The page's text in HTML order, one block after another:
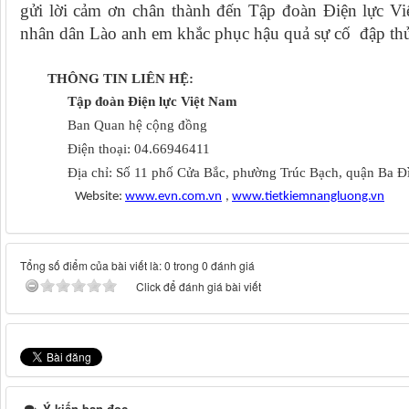
gửi lời cảm ơn chân thành đến Tập đoàn Điện lực
nhân dân Lào anh em khắc phục hậu quả sự cố đập
THÔNG TIN LIÊN HỆ:
Tập đoàn Điện lực Việt Nam
Ban Quan hệ cộng đồng
Điện thoại: 04.66946411
Địa chỉ: Số 11 phố Cửa Bắc, phường Trúc Bạch, quận Ba
Website: www.evn.com.vn , www.tietkiemnangluong.vn
Tổng số điểm của bài viết là: 0 trong 0 đánh giá
Click để đánh giá bài viết